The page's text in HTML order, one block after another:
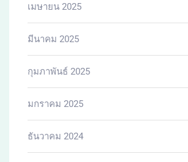
เมษายน 2025
มีนาคม 2025
กุมภาพันธ์ 2025
มกราคม 2025
ธันวาคม 2024